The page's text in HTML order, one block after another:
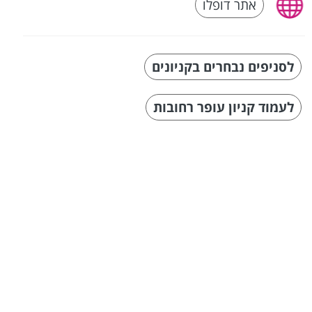
אתר דופלו
לסניפים נבחרים בקניונים
לעמוד קניון עופר רחובות